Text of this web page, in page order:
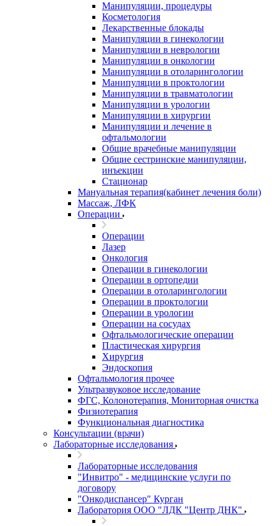
Манипуляции, процедуры
Косметология
Лекарственные блокады
Манипуляции в гинекологии
Манипуляции в неврологии
Манипуляции в онкологии
Манипуляции в отоларингологии
Манипуляции в проктологии
Манипуляции в травматологии
Манипуляции в урологии
Манипуляции в хирургии
Манипуляции и лечение в
офтальмологии
Общие врачебные манипуляции
Общие сестринские манипуляции,
инъекции
Стационар
Мануальная терапия(кабинет лечения боли)
Массаж, ЛФК
Операции
Операции
Лазер
Онкология
Операции в гинекологии
Операции в ортопедии
Операции в отоларингологии
Операции в проктологии
Операции в урологии
Операции на сосудах
Офтальмологические операции
Пластическая хирургия
Хирургия
Эндоскопия
Офтальмология прочее
Ультразвуковое исследование
ФГС, Колонотерапия, Мониторная очистка
Физиотерапия
Функциональная диагностика
Консультации (врачи)
Лабораторные исследования
Лабораторные исследования
"Инвитро" - медицинские услуги по
договору
"Онкодиспансер" Курган
Лаборатория ООО "ЛДК "Центр ДНК"